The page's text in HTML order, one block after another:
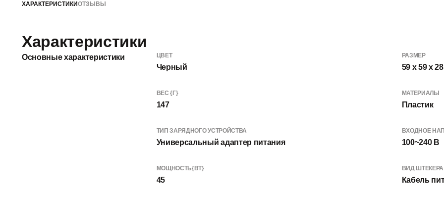
ХАРАКТЕРИСТИКИОТЗЫВЫ
Характеристики
Основные характеристики ЦВЕТ
Черный
РАЗМЕР
59 x 59 x
ВЕС {Г}
147
МАТЕРИАЛЫ
Пластик
ТИП ЗАРЯДНОГО УСТРОЙСТВА
Универсальный адаптер питания
ВХОДНОЕ
100~240 В
МОЩНОСТЬ{ВТ}
45
ВИД ШТЕКЕРА
Кабель